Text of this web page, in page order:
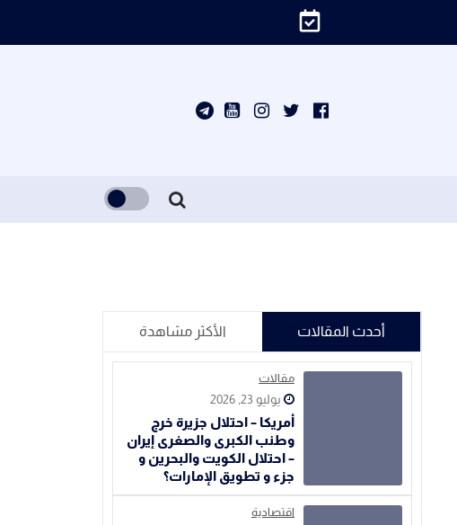
أحدث المقالات الأكثر مشاهدة
مقالات
يوليو 23, 2026
أمريكا – احتلال جزيرة خرج
وطنب الكبرى والصغرى إيران
– احتلال الكويت والبحرين و
جزء و تطويق الإمارات؟
اقتصادية